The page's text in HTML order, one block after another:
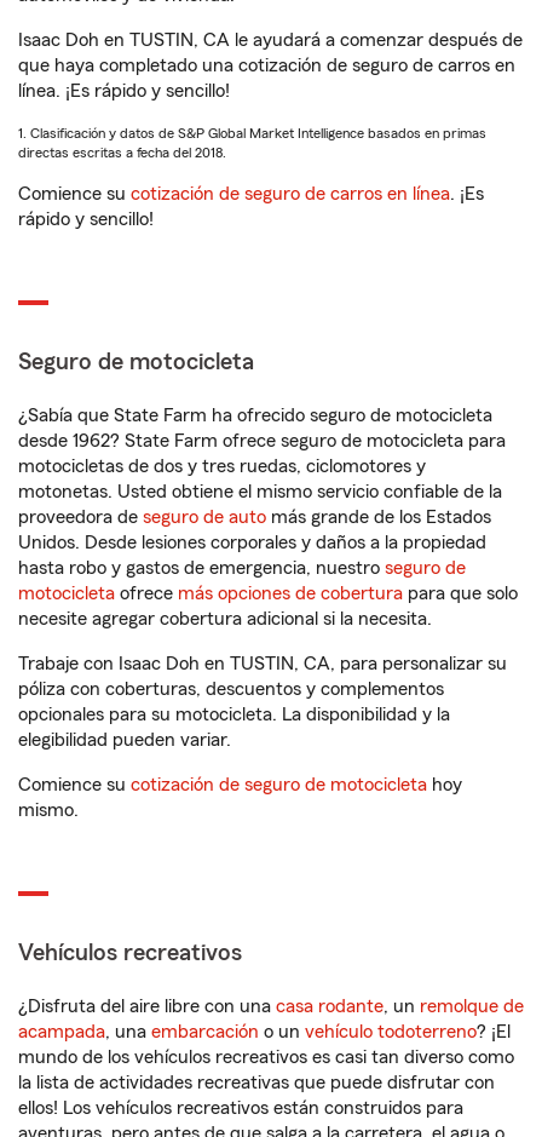
Isaac Doh en TUSTIN, CA le ayudará a comenzar después de
que haya completado una cotización de seguro de carros en
línea. ¡Es rápido y sencillo!
1. Clasificación y datos de S&P Global Market Intelligence basados en primas
directas escritas a fecha del 2018.
Comience su cotización de seguro de carros en línea. ¡Es
rápido y sencillo!
Seguro de motocicleta
¿Sabía que State Farm ha ofrecido seguro de motocicleta
desde 1962? State Farm ofrece seguro de motocicleta para
motocicletas de dos y tres ruedas, ciclomotores y
motonetas. Usted obtiene el mismo servicio confiable de la
proveedora de seguro de auto más grande de los Estados
Unidos. Desde lesiones corporales y daños a la propiedad
hasta robo y gastos de emergencia, nuestro seguro de
motocicleta ofrece más opciones de cobertura para que solo
necesite agregar cobertura adicional si la necesita.
Trabaje con Isaac Doh en TUSTIN, CA, para personalizar su
póliza con coberturas, descuentos y complementos
opcionales para su motocicleta. La disponibilidad y la
elegibilidad pueden variar.
Comience su cotización de seguro de motocicleta hoy
mismo.
Vehículos recreativos
¿Disfruta del aire libre con una casa rodante, un remolque de
acampada, una embarcación o un vehículo todoterreno? ¡El
mundo de los vehículos recreativos es casi tan diverso como
la lista de actividades recreativas que puede disfrutar con
ellos! Los vehículos recreativos están construidos para